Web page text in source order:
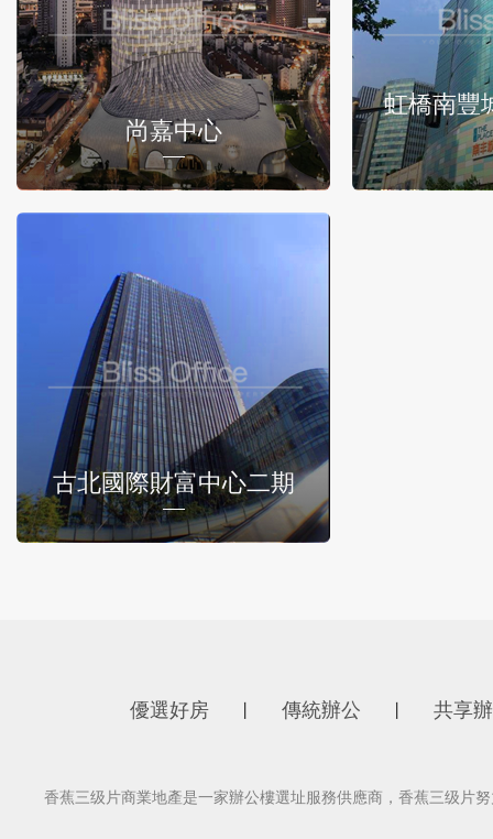
尚嘉中心
虹橋南豐
古北國際財富中心二期
優選好房 傳統辦公 共享
香蕉三级片商業地產是一家辦公樓選址服務供應商，香蕉三级片努